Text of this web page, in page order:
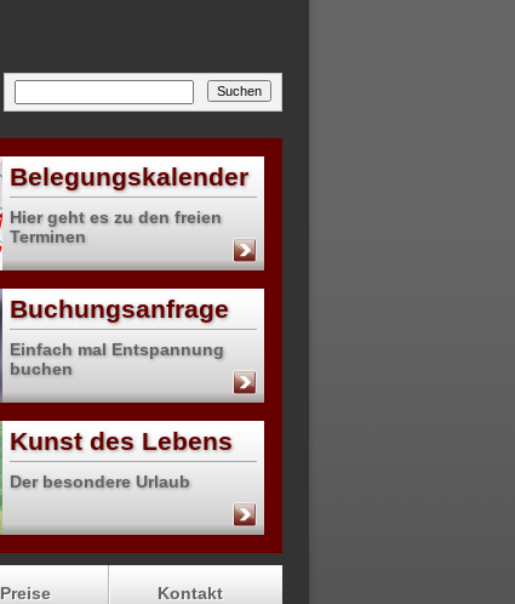
Belegungskalender
Hier geht es zu den freien
Terminen
Buchungsanfrage
Einfach mal Entspannung
buchen
Kunst des Lebens
Der besondere Urlaub
Preise Kontakt